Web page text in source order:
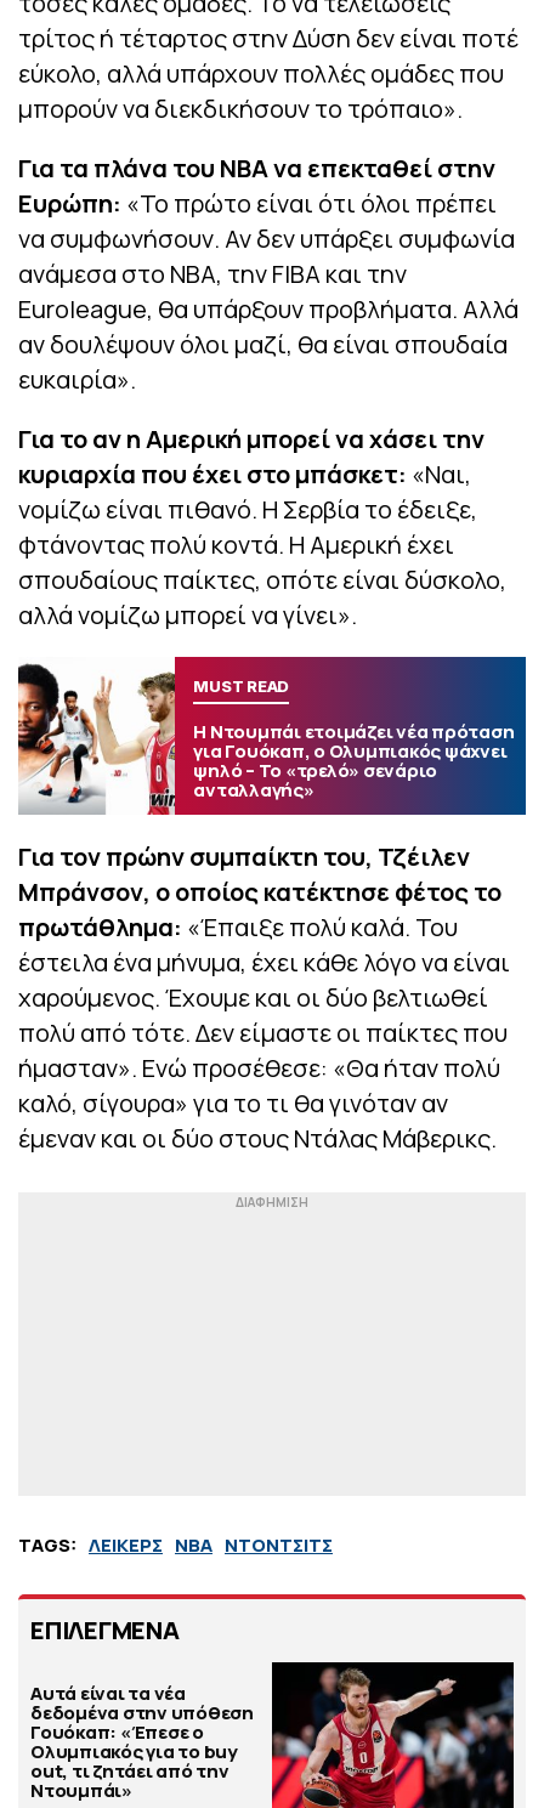
τρίτος ή τέταρτος στην Δύση δεν είναι ποτέ
εύκολο, αλλά υπάρχουν πολλές ομάδες που
μπορούν να διεκδικήσουν το τρόπαιο».
Για τα πλάνα του ΝΒΑ να επεκταθεί στην
Ευρώπη: «Το πρώτο είναι ότι όλοι πρέπει
να συμφωνήσουν. Αν δεν υπάρξει συμφωνία
ανάμεσα στο ΝΒΑ, την FIBA και την
Euroleague, θα υπάρξουν προβλήματα. Αλλά
αν δουλέψουν όλοι μαζί, θα είναι σπουδαία
ευκαιρία».
Για το αν η Αμερική μπορεί να χάσει την
κυριαρχία που έχει στο μπάσκετ: «Ναι,
νομίζω είναι πιθανό. Η Σερβία το έδειξε,
φτάνοντας πολύ κοντά. Η Αμερική έχει
σπουδαίους παίκτες, οπότε είναι δύσκολο,
αλλά νομίζω μπορεί να γίνει».
MUST READ
Η Ντουμπάι ετοιμάζει νέα πρόταση
για Γουόκαπ, ο Ολυμπιακός ψάχνει
ψηλό – Το «τρελό» σενάριο
ανταλλαγής»
Για τον πρώην συμπαίκτη του, Τζέιλεν
Μπράνσον, ο οποίος κατέκτησε φέτος το
πρωτάθλημα: «Έπαιξε πολύ καλά. Του
έστειλα ένα μήνυμα, έχει κάθε λόγο να είναι
χαρούμενος. Έχουμε και οι δύο βελτιωθεί
πολύ από τότε. Δεν είμαστε οι παίκτες που
ήμασταν». Ενώ προσέθεσε: «Θα ήταν πολύ
καλό, σίγουρα» για το τι θα γινόταν αν
έμεναν και οι δύο στους Ντάλας Μάβερικς.
TAGS: ΛΕΙΚΕΡΣ ΝΒΑ ΝΤΟΝΤΣΙΤΣ
ΕΠΙΛΕΓΜΕΝΑ
Αυτά είναι τα νέα
δεδομένα στην υπόθεση
Γουόκαπ: «Έπεσε ο
Ολυμπιακός για το buy
out, τι ζητάει από την
Ντουμπάι»